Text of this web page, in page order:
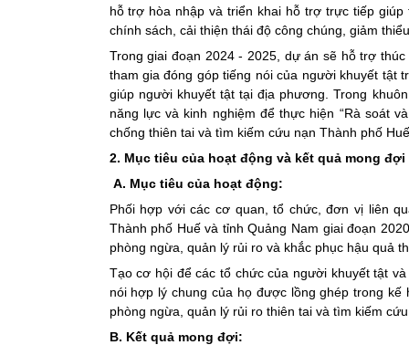
hỗ trợ hòa nhập và triển khai hỗ trợ trực tiếp
chính sách, cải thiện thái độ công chúng, giảm
Trong giai đoạn 2024 - 2025, dự án sẽ hỗ trợ
tham gia đóng góp tiếng nói của người khuyết tật
giúp người khuyết tật tại địa phương. Trong
năng lực và kinh nghiệm để thực hiện “Rà soát
chống thiên tai và tìm kiếm cứu nạn Thành phố
2. Mục tiêu của hoạt động và kết quả mong đợi
A. Mục tiêu của hoạt động:
Phối hợp với các cơ quan, tổ chức, đơn vị liên
Thành phố Huế và tỉnh Quảng Nam giai đoạn
phòng ngừa, quản lý rủi ro và khắc phục hậu quả
Tạo cơ hội để các tổ chức của người khuyết tật
nói hợp lý chung của họ được lồng ghép trong
phòng ngừa, quản lý rủi ro thiên tai và tìm kiếm
B. Kết quả mong đợi: